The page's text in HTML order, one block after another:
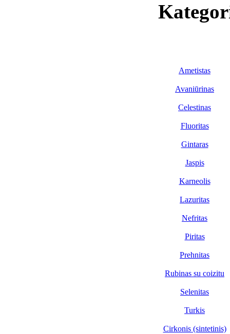
Ametistas
Avaniūrinas
Celestinas
Fluoritas
Gintaras
Jaspis
Karneolis
Lazuritas
Nefritas
Piritas
Prehnitas
Rubinas su coizitu
Selenitas
Turkis
Cirkonis (sintetinis)